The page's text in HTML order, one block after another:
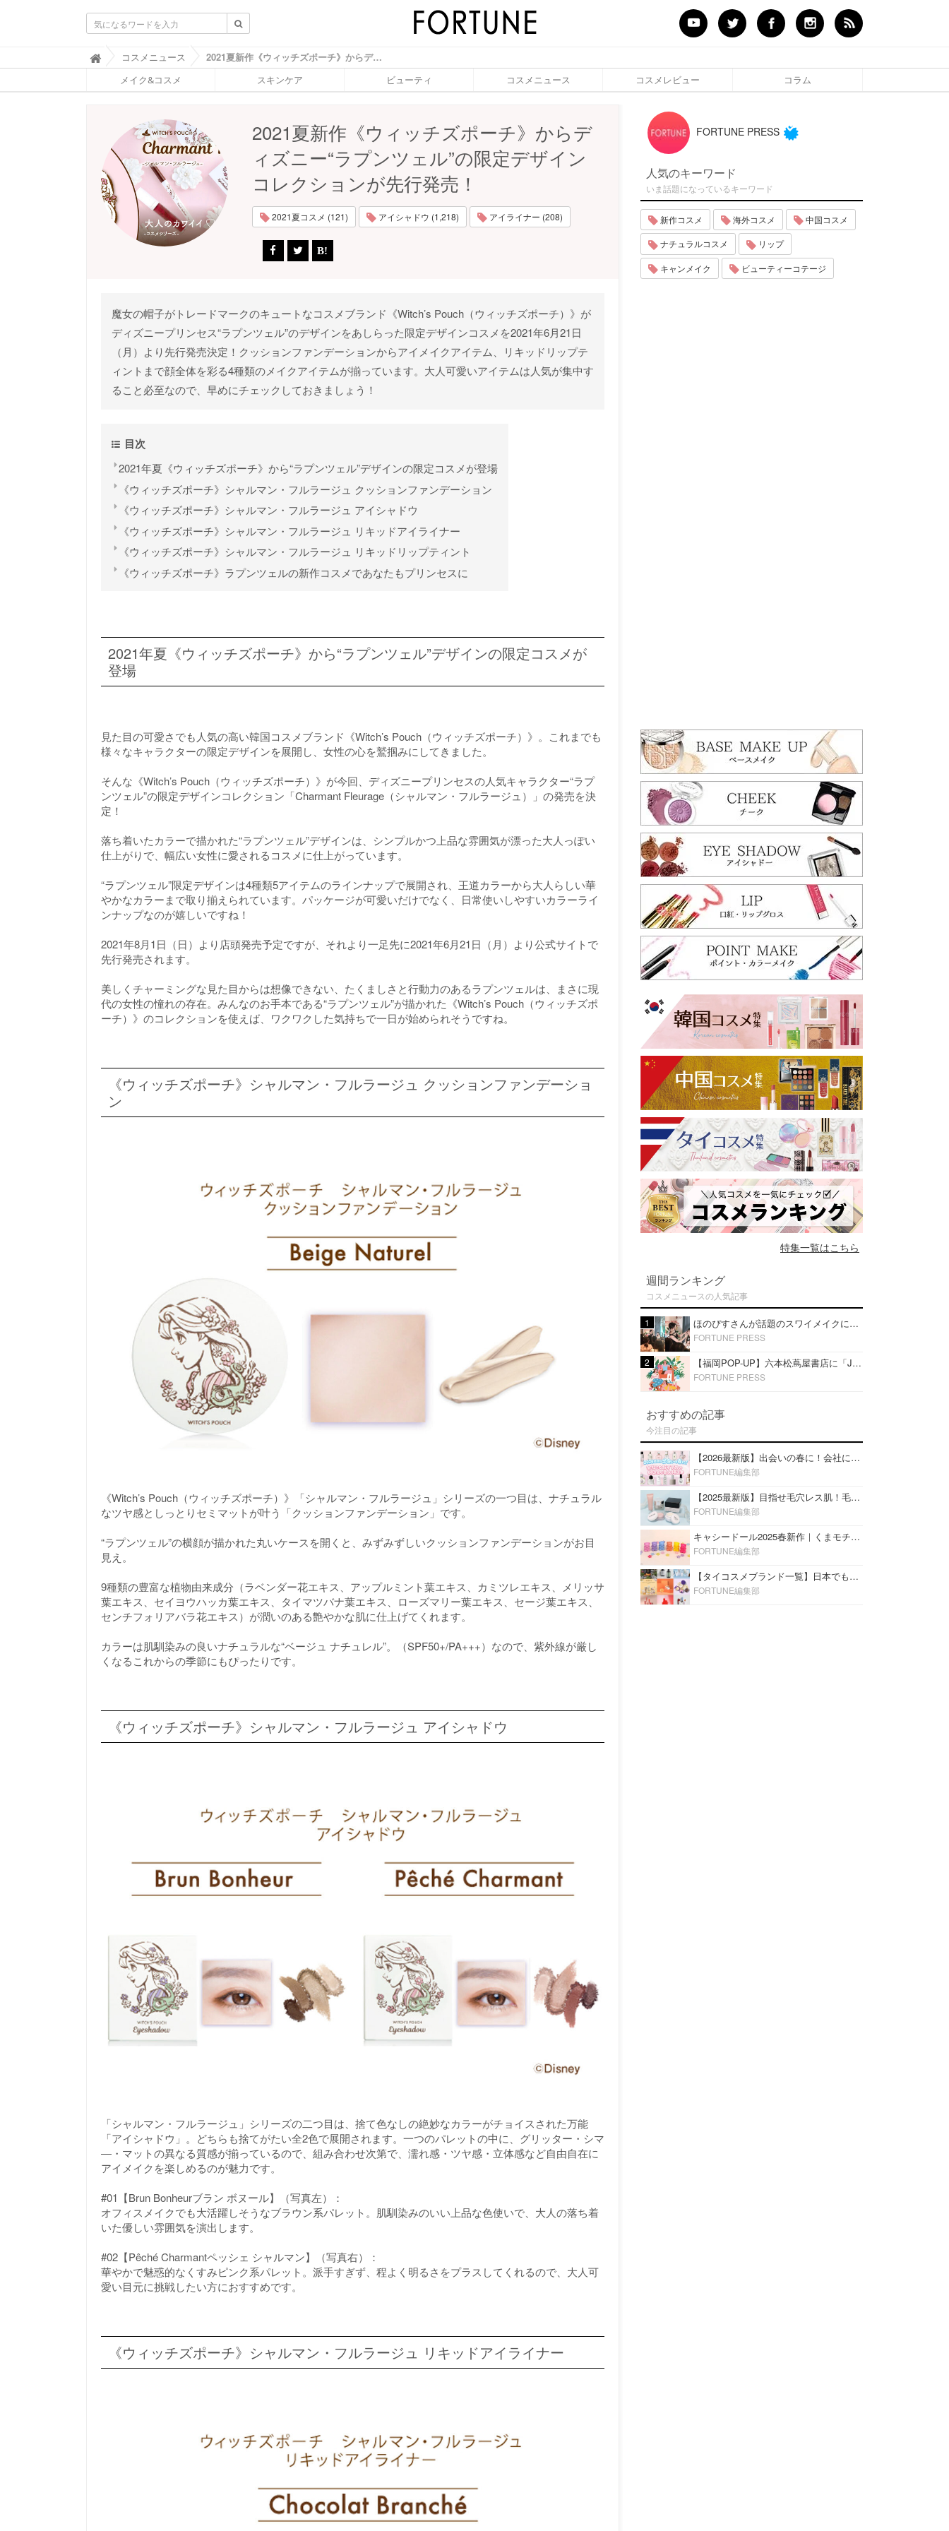
ふ
ぉ
ち
R
T
U
コスメニュース 2021夏新作《ウィッチズポーチ》からディズニー“ラプンツェル”の限定デザインコレクションが先行発売！ - ふぉーちゅん(FORTUNE)
メイク&コスメ スキンケア ビューティ コスメニュース コスメレビュー コラム
2021夏新作《ウィッチズポーチ》からデ
ィズニー“ラプンツェル”の限定デザイン
コレクションが先行発売！
2021夏コスメ (121) アイシャドウ (1,218) アイライナー (208)
魔女の帽子がトレードマークのキュートなコスメブランド《Witch’s Pouch（ウィッチズポーチ）》が
ディズニープリンセス“ラプンツェル”のデザインをあしらった限定デザインコスメを2021年6月21日
（月）より先行発売決定！クッションファンデーションからアイメイクアイテム、リキッドリップテ
ィントまで顔全体を彩る4種類のメイクアイテムが揃っています。大人可愛いアイテムは人気が集中す
ること必至なので、早めにチェックしておきましょう！
目次
2021年夏《ウィッチズポーチ》から“ラプンツェル”デザインの限定コスメが登場
《ウィッチズポーチ》シャルマン・フルラージュ クッションファンデーション
《ウィッチズポーチ》シャルマン・フルラージュ アイシャドウ
《ウィッチズポーチ》シャルマン・フルラージュ リキッドアイライナー
《ウィッチズポーチ》シャルマン・フルラージュ リキッドリップティント
《ウィッチズポーチ》ラプンツェルの新作コスメであなたもプリンセスに
2021年夏《ウィッチズポーチ》から“ラプンツェル”デザインの限定コスメが
登場
見た目の可愛さでも人気の高い韓国コスメブランド《Witch’s Pouch（ウィッチズポーチ）》。これまでも
様々なキャラクターの限定デザインを展開し、女性の心を鷲掴みにしてきました。
そんな《Witch’s Pouch（ウィッチズポーチ）》が今回、ディズニープリンセスの人気キャラクター“ラプ
ンツェル”の限定デザインコレクション「Charmant Fleurage（シャルマン・フルラージュ）」の発売を決
定！
落ち着いたカラーで描かれた“ラプンツェル”デザインは、シンプルかつ上品な雰囲気が漂った大人っぽい
仕上がりで、幅広い女性に愛されるコスメに仕上がっています。
“ラプンツェル”限定デザインは4種類5アイテムのラインナップで展開され、王道カラーから大人らしい華
やかなカラーまで取り揃えられています。パッケージが可愛いだけでなく、日常使いしやすいカラーライ
ンナップなのが嬉しいですね！
2021年8月1日（日）より店頭発売予定ですが、それより一足先に2021年6月21日（月）より公式サイトで
先行発売されます。
美しくチャーミングな見た目からは想像できない、たくましさと行動力のあるラプンツェルは、まさに現
代の女性の憧れの存在。みんなのお手本である“ラプンツェル”が描かれた《Witch’s Pouch（ウィッチズポ
ーチ）》のコレクションを使えば、ワクワクした気持ちで一日が始められそうですね。
《ウィッチズポーチ》シャルマン・フルラージュ クッションファンデーショ
ン
《Witch’s Pouch（ウィッチズポーチ）》「シャルマン・フルラージュ」シリーズの一つ目は、ナチュラル
なツヤ感としっとりセミマットが叶う「クッションファンデーション」です。
“ラプンツェル”の横顔が描かれた丸いケースを開くと、みずみずしいクッションファンデーションがお目
見え。
9種類の豊富な植物由来成分（ラベンダー花エキス、アップルミント葉エキス、カミツレエキス、メリッサ
葉エキス、セイヨウハッカ葉エキス、タイマツバナ葉エキス、ローズマリー葉エキス、セージ葉エキス、
センチフォリアバラ花エキス）が潤いのある艶やかな肌に仕上げてくれます。
カラーは肌馴染みの良いナチュラルな“ベージュ ナチュレル”。（SPF50+/PA+++）なので、紫外線が厳し
くなるこれからの季節にもぴったりです。
《ウィッチズポーチ》シャルマン・フルラージュ アイシャドウ
「シャルマン・フルラージュ」シリーズの二つ目は、捨て色なしの絶妙なカラーがチョイスされた万能
「アイシャドウ」。どちらも捨てがたい全2色で展開されます。一つのパレットの中に、グリッター・シマ
―・マットの異なる質感が揃っているので、組み合わせ次第で、濡れ感・ツヤ感・立体感など自由自在に
アイメイクを楽しめるのが魅力です。
#01【Brun Bonheurブラン ボヌール】（写真左）：
オフィスメイクでも大活躍しそうなブラウン系パレット。肌馴染みのいい上品な色使いで、大人の落ち着
いた優しい雰囲気を演出します。
#02【Pêché Charmantペッシェ シャルマン】（写真右）：
華やかで魅惑的なくすみピンク系パレット。派手すぎず、程よく明るさをプラスしてくれるので、大人可
愛い目元に挑戦したい方におすすめです。
《ウィッチズポーチ》シャルマン・フルラージュ リキッドアイライナー
FORTUNE PRESS
人気のキーワード
いま話題になっているキーワード
新作コスメ 海外コスメ 中国コスメ
ナチュラルコスメ リップ
キャンメイク ビューティーコテージ
特集一覧はこちら
週間ランキング
コスメニュースの人気記事
1 ほのぴすさんが話題のスワイメイクに挑戦！タイコスメを使ったメイクショーを福岡・六本松 蔦屋書店で開催
FORTUNE PRESS
2 【福岡POP-UP】六本松蔦屋書店に「JFラボコスメ」出店！ほのぴす出演スワイメイクショーを開催！
FORTUNE PRESS
おすすめの記事
今注目の記事
【2026最新版】出会いの春に！会社にもおすすめの好印象な香水14選♡ビジネスの場での香水マナーも
FORTUNE編集部
【2025最新版】目指せ毛穴レス肌！毛穴を埋めて隠す「おすすめ部分用下地＆プライマー」ランキング♡
FORTUNE編集部
キャシードール2025春新作｜くまモチーフのミニリップ「シャイニーベア リップモイスト」をレビュー♡
FORTUNE編集部
【タイコスメブランド一覧】日本でも人気沸騰中の“タイコスメ”ブランド20選！
FORTUNE編集部